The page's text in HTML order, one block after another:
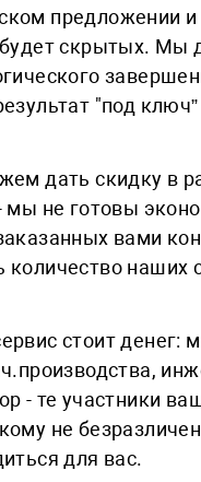
предложении и
скрытых. Мы
"под ключ”
дать скидку в
мы не готовы
вами
количество наших
стоит денег:
- те участники
не безразличен
для вас.